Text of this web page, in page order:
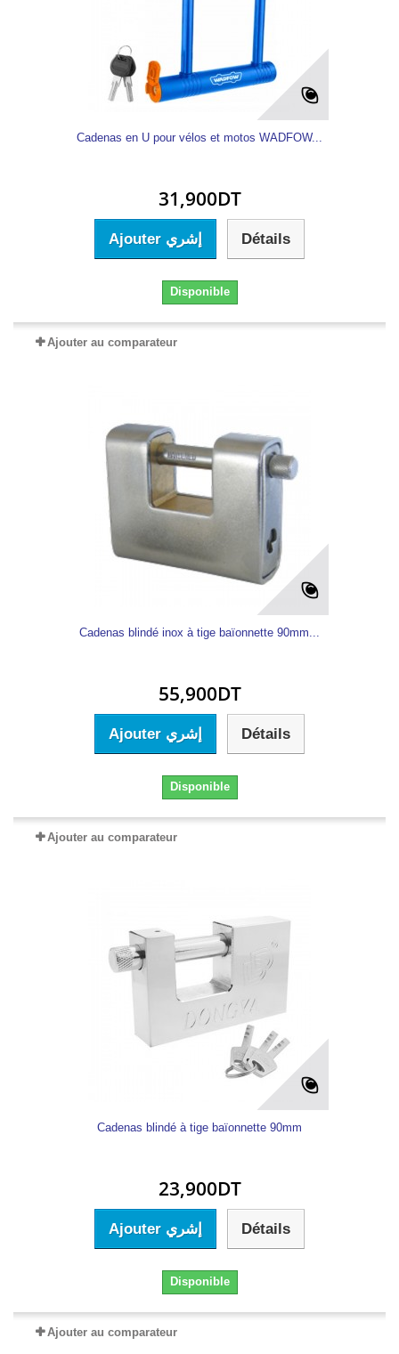
Cadenas en U pour vélos et motos WADFOW...
31,900DT
Ajouter إشري Détails
Disponible
Ajouter au comparateur
Cadenas blindé inox à tige baïonnette 90mm...
55,900DT
Ajouter إشري Détails
Disponible
Ajouter au comparateur
Cadenas blindé à tige baïonnette 90mm
23,900DT
Ajouter إشري Détails
Disponible
Ajouter au comparateur